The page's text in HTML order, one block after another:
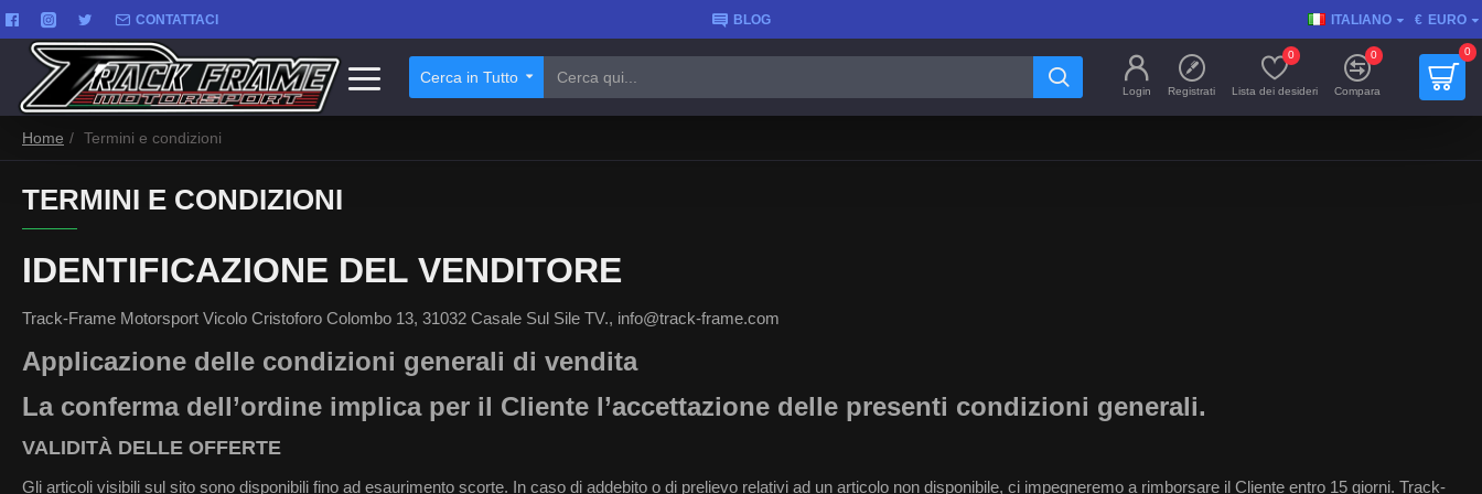
CONTATTACI BLOG ITALIANO € EURO
Cerca in Tutto
Login Registrati Lista dei desideri
0
Compara
0 0
Home Termini e condizioni
TERMINI E CONDIZIONI
IDENTIFICAZIONE DEL VENDITORE
Track-Frame Motorsport Vicolo Cristoforo Colombo 13, 31032 Casale Sul Sile TV., info@track-frame.com
Applicazione delle condizioni generali di vendita
La conferma dell’ordine implica per il Cliente l’accettazione delle presenti condizioni generali.
VALIDITÀ DELLE OFFERTE
Gli articoli visibili sul sito sono disponibili fino ad esaurimento scorte. In caso di addebito o di prelievo relativi ad un articolo non disponibile, ci impegneremo a rimborsare il Cliente entro 15 giorni. Track-